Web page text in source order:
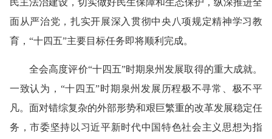
民主法治建设，切实做好民生保障和生态保护，纵深推进全
面从严治党 ，扎实开展深入贯彻中央 八项规定精神学习教
育，“十四五”主要目标任务即将顺利完成。
全会高度评价“十四五”时期泉州发展取得的重大成就。
一致认为，“十四五”时期泉州发展历程极不寻常、极不平
凡。面对错综复杂的外部形势和艰巨繁重的改革发展稳定任
务，市委坚持以习近平新时代中国特色社会主义思想为指